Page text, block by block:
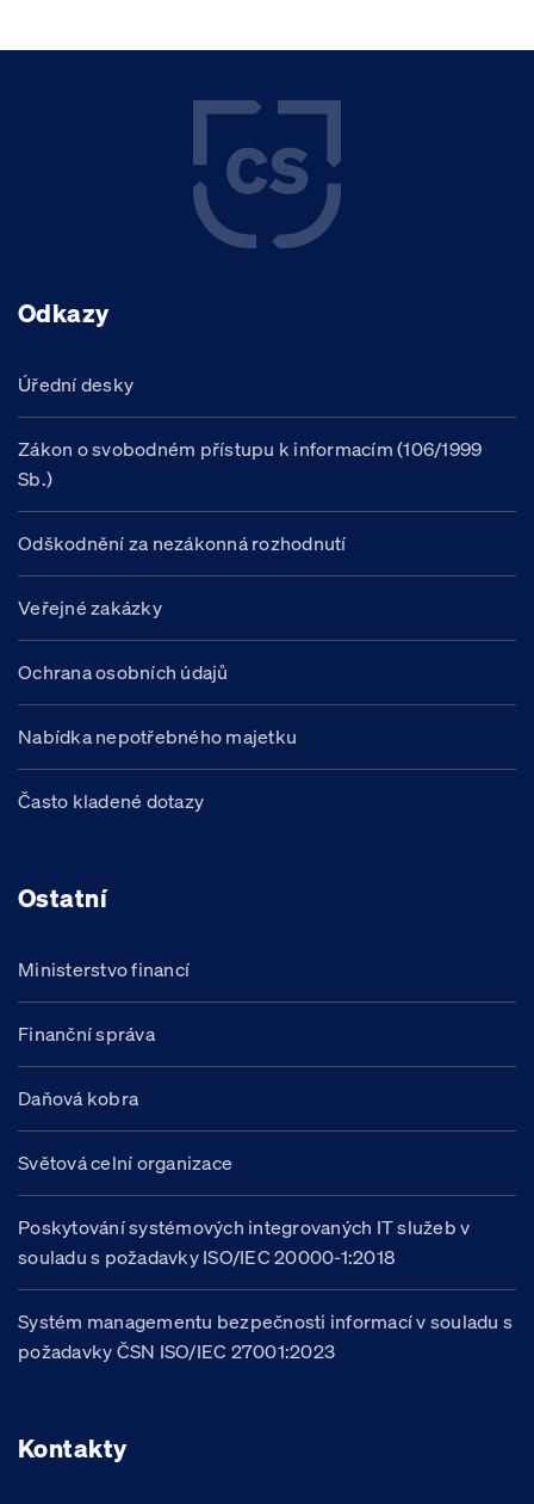
Odkazy
Úřední desky
Zákon o svobodném přístupu k informacím (106/1999
Sb.)
Odškodnění za nezákonná rozhodnutí
Veřejné zakázky
Ochrana osobních údajů
Nabídka nepotřebného majetku
Často kladené dotazy
Ostatní
Ministerstvo financí
Finanční správa
Daňová kobra
Světová celní organizace
Poskytování systémových integrovaných IT služeb v
souladu s požadavky ISO/IEC 20000-1:2018
Systém managementu bezpečnosti informací v souladu s
požadavky ČSN ISO/IEC 27001:2023
Kontakty